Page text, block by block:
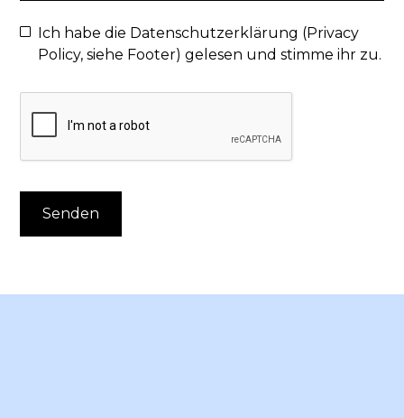
Ich habe die Datenschutzerklärung (Privacy
Policy, siehe Footer) gelesen und stimme ihr zu.